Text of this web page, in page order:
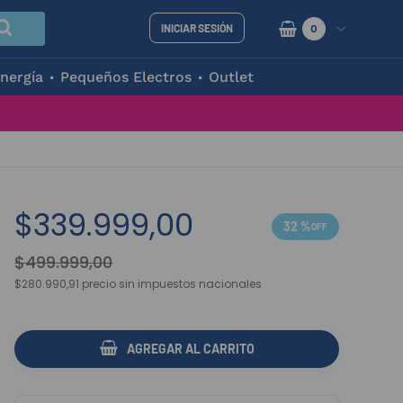
INICIAR SESIÓN 0
Pequeños Electros Outlet
$339.999,00 32 %
$499.999,00
$280.990,91 precio sin impuestos nacionales
AGREGAR AL CARRITO